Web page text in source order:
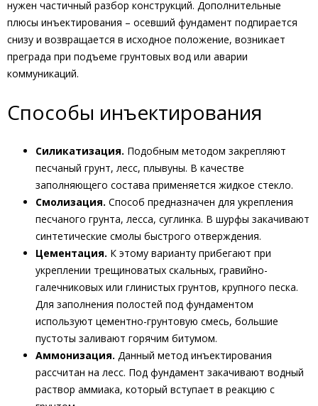
нужен частичный разбор конструкций. Дополнительные
плюсы инъектирования – осевший фундамент подпирается
снизу и возвращается в исходное положение, возникает
преграда при подъеме грунтовых вод или аварии
коммуникаций.
Способы инъектирования
Силикатизация. Подобным методом закрепляют
песчаный грунт, лесс, плывуны. В качестве
заполняющего состава применяется жидкое стекло.
Смолизация. Способ предназначен для укрепления
песчаного грунта, лесса, суглинка. В шурфы закачивают
синтетические смолы быстрого отверждения.
Цементация. К этому варианту прибегают при
укреплении трещиноватых скальных, гравийно-
галечниковых или глинистых грунтов, крупного песка.
Для заполнения полостей под фундаментом
используют цементно-грунтовую смесь, большие
пустоты заливают горячим битумом.
Аммонизация. Данный метод инъектирования
рассчитан на лесс. Под фундамент закачивают водный
раствор аммиака, который вступает в реакцию с